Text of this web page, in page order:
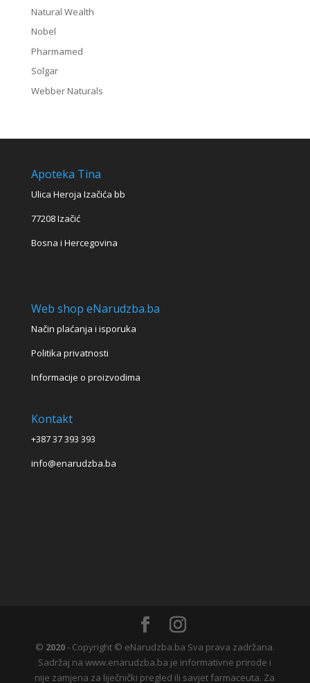
Natural Wealth
Nobel
Pharmamed
Solgar
Webber Naturals
Apoteka Tina
Ulica Heroja Izačića bb
77208 Izačić
Bosna i Hercegovina
Web shop eNarudzba.ba
Način plaćanja i isporuka
Politika privatnosti
Informacije o proizvodima
Kontakt
+387 37 393 393
info@enarudzba.ba
© 2020- Copyright © eNarudzba.ba Sva prava zadržana.
Sadržaj na www.enarudzba.ba je informativne prirode i
nije zamjena za liječnički pregled ili savjet farmaceuta. Za